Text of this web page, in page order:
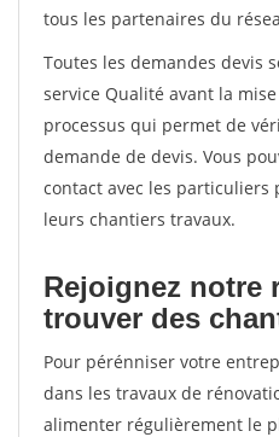
tous les partenaires du
Toutes les demandes devis
service Qualité avant la
processus qui permet de
demande de devis. Vous
contact avec les
leurs chantiers travaux.
Rejoignez notre
trouver des
Pour pérénniser votre
dans les travaux de
alimenter régulièrement le